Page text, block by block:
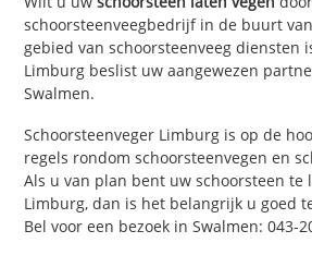
schoorsteenveegbedrijf in de buurt
gebied van schoorsteenveeg diensten
Limburg beslist uw aangewezen
Swalmen.
Schoorsteenveger Limburg is op de
regels rondom schoorsteenvegen en
Als u van plan bent uw schoorsteen te
Limburg, dan is het belangrijk u goed
Bel voor een bezoek in Swalmen: 043-